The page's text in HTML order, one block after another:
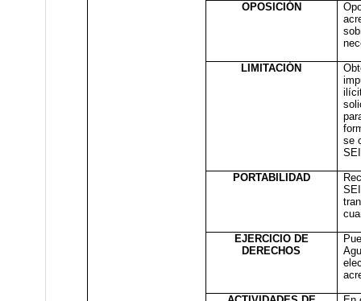
OPOSICIÓN
LIMITACIÓN
se
PORTABILIDAD
EJERCICIO DE
DERECHOS